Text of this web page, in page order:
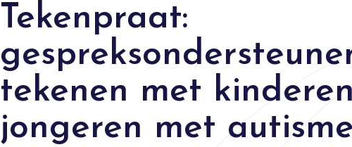
Tekenpraat:
tekenen met
jongeren met autisme